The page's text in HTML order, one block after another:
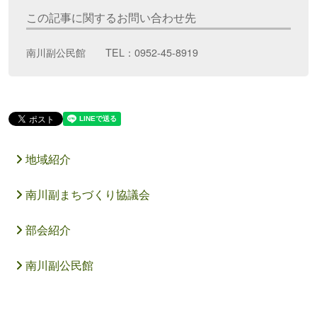
この記事に関するお問い合わせ先
南川副公民館 TEL：0952-45-8919
地域紹介
南川副まちづくり協議会
部会紹介
南川副公民館